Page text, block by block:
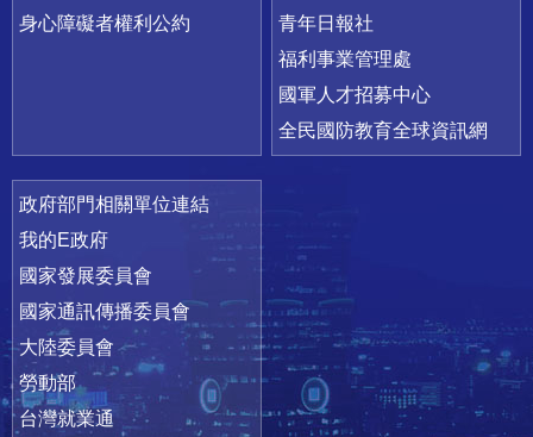
身心障礙者權利公約
青年日報社
福利事業管理處
國軍人才招募中心
全民國防教育全球資訊網
政府部門相關單位連結
我的E政府
國家發展委員會
國家通訊傳播委員會
大陸委員會
勞動部
台灣就業通